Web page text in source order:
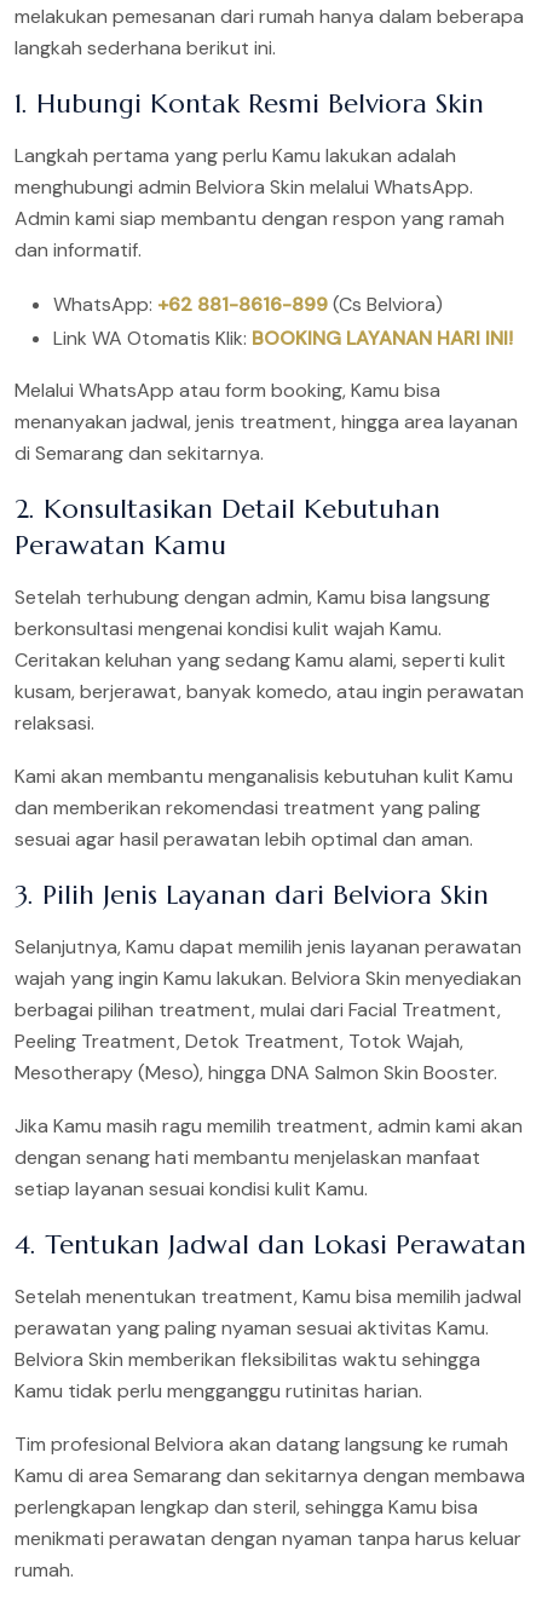
melakukan pemesanan dari rumah hanya dalam beberapa
langkah sederhana berikut ini.
1. Hubungi Kontak Resmi Belviora Skin
Langkah pertama yang perlu Kamu lakukan adalah
menghubungi admin Belviora Skin melalui WhatsApp.
Admin kami siap membantu dengan respon yang ramah
dan informatif.
WhatsApp: +62 881-8616-899(Cs Belviora)
Link WA Otomatis Klik: BOOKING LAYANAN HARI INI!
Melalui WhatsApp atau form booking, Kamu bisa
menanyakan jadwal, jenis treatment, hingga area layanan
di Semarang dan sekitarnya.
2. Konsultasikan Detail Kebutuhan
Perawatan Kamu
Setelah terhubung dengan admin, Kamu bisa langsung
berkonsultasi mengenai kondisi kulit wajah Kamu.
Ceritakan keluhan yang sedang Kamu alami, seperti kulit
kusam, berjerawat, banyak komedo, atau ingin perawatan
relaksasi.
Kami akan membantu menganalisis kebutuhan kulit Kamu
dan memberikan rekomendasi treatment yang paling
sesuai agar hasil perawatan lebih optimal dan aman.
3. Pilih Jenis Layanan dari Belviora Skin
Selanjutnya, Kamu dapat memilih jenis layanan perawatan
wajah yang ingin Kamu lakukan. Belviora Skin menyediakan
berbagai pilihan treatment, mulai dari Facial Treatment,
Peeling Treatment, Detok Treatment, Totok Wajah,
Mesotherapy (Meso), hingga DNA Salmon Skin Booster.
Jika Kamu masih ragu memilih treatment, admin kami akan
dengan senang hati membantu menjelaskan manfaat
setiap layanan sesuai kondisi kulit Kamu.
4. Tentukan Jadwal dan Lokasi Perawatan
Setelah menentukan treatment, Kamu bisa memilih jadwal
perawatan yang paling nyaman sesuai aktivitas Kamu.
Belviora Skin memberikan fleksibilitas waktu sehingga
Kamu tidak perlu mengganggu rutinitas harian.
Tim profesional Belviora akan datang langsung ke rumah
Kamu di area Semarang dan sekitarnya dengan membawa
perlengkapan lengkap dan steril, sehingga Kamu bisa
menikmati perawatan dengan nyaman tanpa harus keluar
rumah.